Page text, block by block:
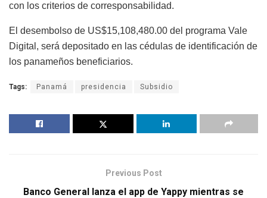
con los criterios de corresponsabilidad.
El desembolso de US$15,108,480.00 del programa Vale
Digital, será depositado en las cédulas de identificación de
los panameños beneficiarios.
Tags: Panamá presidencia Subsidio
Previous Post
Banco General lanza el app de Yappy mientras se